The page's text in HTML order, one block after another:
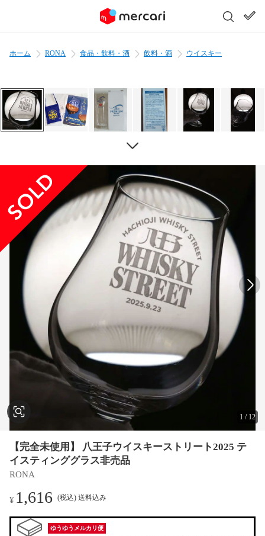
ホーム RONA 食品・飲料・酒 飲料・酒 ウイスキー
1 / 12
【完全未使用】 八王子ウイスキーストリート2025 テ
イスティンググラス非売品
RONA
¥ 1,616 (税込) 送料込み
ゆうゆうメルカリ便